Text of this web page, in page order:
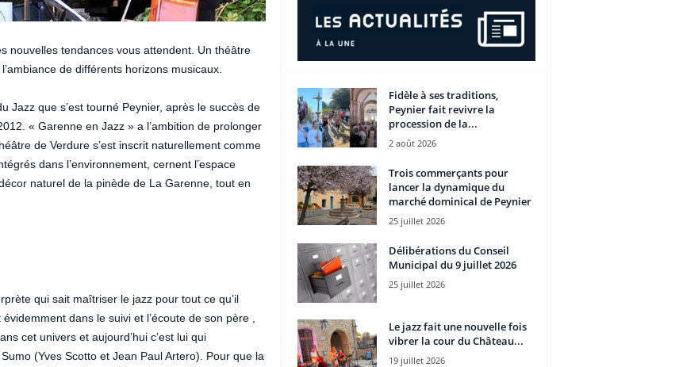
nouvelles tendances vous attendent. Un théâtre
de différents horizons musicaux.
Jazz que s’est tourné Peynier, après le succès de
« Garenne en Jazz » a l’ambition de prolonger
de Verdure s’est inscrit naturellement comme
dans l’environnement, cernent l’espace
naturel de la pinède de La Garenne, tout en
qui sait maîtriser le jazz pour tout ce qu’il
dans le suivi et l’écoute de son père ,
cet univers et aujourd’hui c’est lui qui
(Yves Scotto et Jean Paul Artero). Pour que la
Fidèle à ses traditions,
Peynier fait revivre la
procession de la...
2 août 2026
Trois commerçants pour
lancer la dynamique du
marché dominical de Peynier
25 juillet 2026
Délibérations du Conseil
Municipal du 9 juillet 2026
25 juillet 2026
Le jazz fait une nouvelle fois
vibrer la cour du Château...
19 juillet 2026